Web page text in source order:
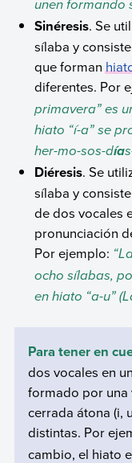
unen formando
Sinéresis. Se
sílaba y
que forman
diferentes. Por
primavera” es
hiato “í-a” se
her-mo-sos-día
Diéresis. Se
sílaba y
de dos vocales
pronunciación
Por ejemplo:
ocho sílabas,
en hiato “a-u”
Para tener en
dos vocales en
formado por una
cerrada átona (i,
distintas. Por
cambio, el hiato